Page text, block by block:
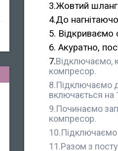
3.Жовтий
4.До
5. Відкриваємо
6. Акуратно,
7.Відключаємо,
компресор.
8.Підключаємо
включається на
9.Починаємо
компресор.
11.Разом з